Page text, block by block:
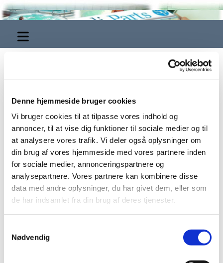
Denne hjemmeside bruger cookies
Vi bruger cookies til at tilpasse vores indhold og
annoncer, til at vise dig funktioner til sociale medier og til
at analysere vores trafik. Vi deler også oplysninger om
din brug af vores hjemmeside med vores partnere inden
for sociale medier, annonceringspartnere og
analysepartnere. Vores partnere kan kombinere disse
data med andre oplysninger, du har givet dem, eller som
de har indsamlet fra din brug af deres tjenester.
Nødvendig
Undervandslamper til boblebade
prikken over i’et. Vi producerer selv vore lamper til boblebade og
spa, men er også leveringsdygtige i lamper til swimmingpools og
spejlbassiner m.m.